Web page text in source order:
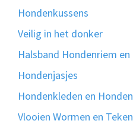
Hondenkussens
Veilig in het donker
Halsband Hondenriem
Hondenjasjes
Hondenkleden en
Vlooien Wormen en